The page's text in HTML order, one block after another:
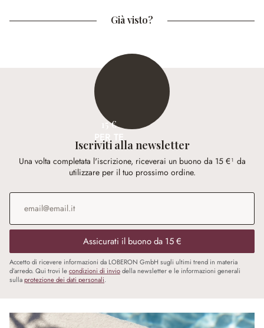
Già visto?
15 €
PER TE
Iscriviti alla newsletter
Una volta completata l'iscrizione, riceverai un buono da 15 €¹ da
utilizzare per il tuo prossimo ordine.
Indirizzo e-mail
Assicurati il buono da 15 €
Accetto di ricevere informazioni da LOBERON GmbH sugli ultimi trend in materia
d’arredo. Qui trovi lecondizioni di inviodella newsletter e le informazioni generali
sullaprotezione dei dati personali.